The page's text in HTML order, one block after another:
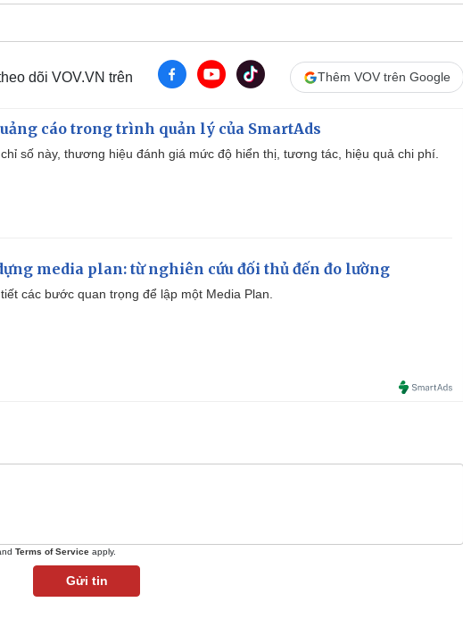
m
dõi VOV.VN trên Thêm VOV trên Google
cáo trong trình quản lý của SmartAds
số này, thương hiệu đánh giá mức độ hiển thị, tương tác, hiệu quả chi phí.
media plan: từ nghiên cứu đối thủ đến đo lường
các bước quan trọng để lập một Media Plan.
Terms of Service apply.
Gửi tin